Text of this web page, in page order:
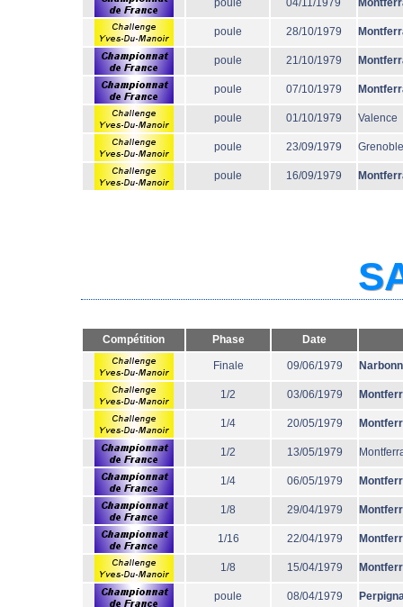
poule 04/11/1979
poule 28/10/1979
poule 21/10/1979
poule 07/10/1979
poule 01/10/1979 Valence
poule 23/09/1979 Grenoble
poule 16/09/1979
Compétition Phase Date
Finale 09/06/1979
1/2 03/06/1979
1/4 20/05/1979
1/2 13/05/1979
1/4 06/05/1979
1/8 29/04/1979
1/16 22/04/1979
1/8 15/04/1979
poule 08/04/1979